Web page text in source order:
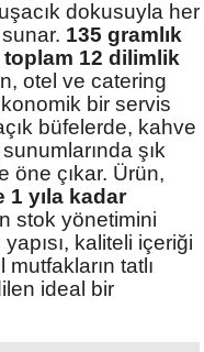
dokusuyla her
135 gramlık
12 dilimlik
otel ve catering
bir servis
büfelerde, kahve
şık
öne çıkar. Ürün,
1 yıla kadar
stok yönetimini
kaliteli içeriği
tatlı
ideal bir